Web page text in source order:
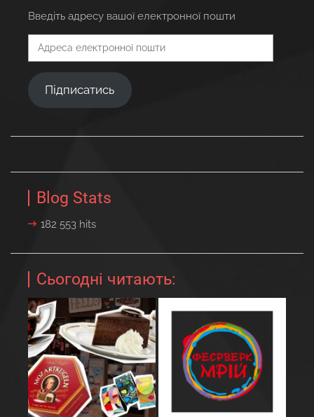
Введіть адресу вашої електронної пошти
Адреса
електронної
пошти
Підписатись
Blog Stats
182 553 hits
Сьогодні читають: